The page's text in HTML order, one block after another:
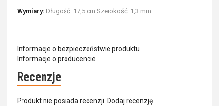
Wymiary: Długość: 17,5 cm Szerokość: 1,3 mm
Informacje o bezpieczeństwie produktu
Informacje o producencie
Recenzje
Produkt nie posiada recenzji. Dodaj recenzję